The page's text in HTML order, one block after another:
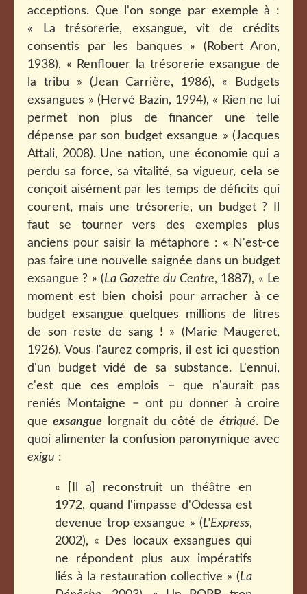
acceptions. Que l'on songe par exemple à :
« La trésorerie, exsangue, vit de crédits
consentis par les banques » (Robert Aron,
1938), « Renflouer la trésorerie exsangue de
la tribu » (Jean Carrière, 1986), « Budgets
exsangues » (Hervé Bazin, 1994), « Rien ne lui
permet non plus de financer une telle
dépense par son budget exsangue » (Jacques
Attali, 2008). Une nation, une économie qui a
perdu sa force, sa vitalité, sa vigueur, cela se
conçoit aisément par les temps de déficits qui
courent, mais une trésorerie, un budget ? Il
faut se tourner vers des exemples plus
anciens pour saisir la métaphore : « N'est-ce
pas faire une nouvelle saignée dans un budget
exsangue ? » (La Gazette du Centre, 1887), « Le
moment est bien choisi pour arracher à ce
budget exsangue quelques millions de litres
de son reste de sang ! » (Marie Maugeret,
1926). Vous l'aurez compris, il est ici question
d'un budget vidé de sa substance. L'ennui,
c'est que ces emplois − que n'aurait pas
reniés Montaigne − ont pu donner à croire
queexsangue lorgnait du côté de étriqué. De
quoi alimenter la confusion paronymique avec
exigu :
« [Il a] reconstruit un théâtre en
1972, quand l'impasse d'Odessa est
devenue trop exsangue » (L'Express,
2002), « Des locaux exsangues qui
ne répondent plus aux impératifs
liés à la restauration collective » (La